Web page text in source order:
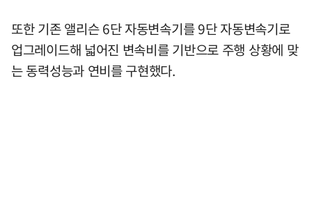
또한 기존 앨리슨 6단 자동변속기를 9단 자동변속기로
업그레이드해 넓어진 변속비를 기반으로 주행 상황에 맞
는 동력성능과 연비를 구현했다.